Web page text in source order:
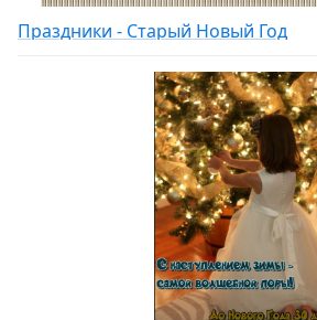
Праздники - Старый Новый Год